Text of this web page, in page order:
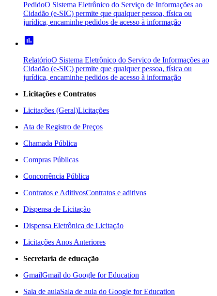
PedidoO Sistema Eletrônico do Serviço de Informações ao
Cidadão (e-SIC) permite que qualquer pessoa, física ou
jurídica, encaminhe pedidos de acesso à informação
poll
RelatórioO Sistema Eletrônico do Serviço de Informações ao
Cidadão (e-SIC) permite que qualquer pessoa, física ou
jurídica, encaminhe pedidos de acesso à informação
Licitações e Contratos
Licitações (Geral)Licitações
Ata de Registro de Preços
Chamada Pública
Compras Públicas
Concorrência Pública
Contratos e AditivosContratos e aditivos
Dispensa de Licitação
Dispensa Eletrônica de Licitação
Licitações Anos Anteriores
Secretaria de educação
GmailGmail do Google for Education
Sala de aulaSala de aula do Google for Education